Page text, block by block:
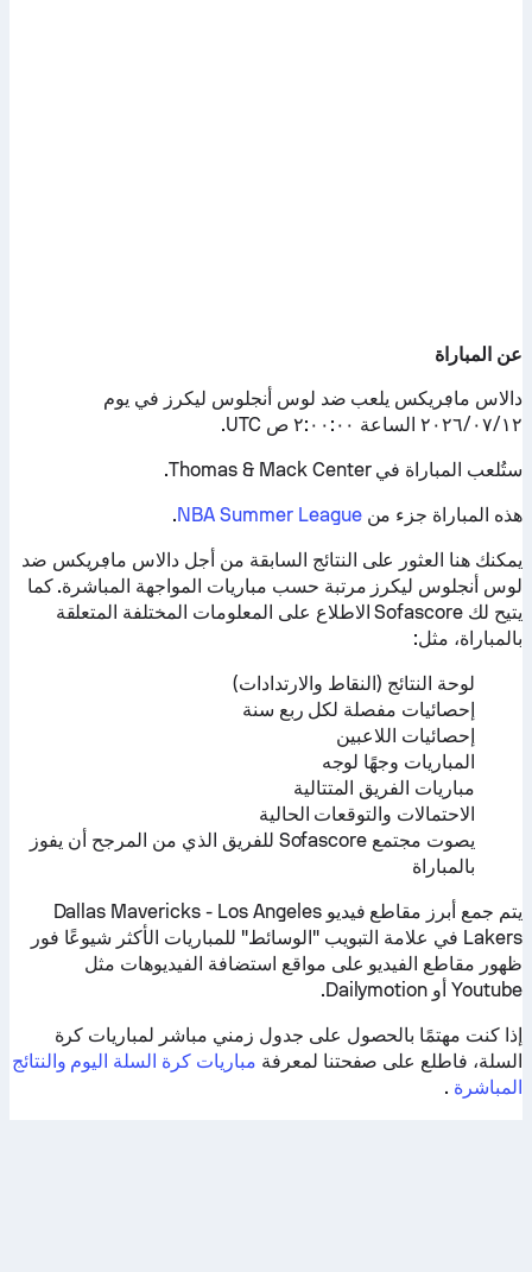
عن المباراة
دالاس ماڢريكس يلعب ضد لوس أنجلوس ليكرز في يوم
١٢‏/٠٧‏/٢٠٢٦ الساعة ٢:٠٠:٠٠ ص UTC.
ستُلعب المباراة في Thomas & Mack Center.
هذه المباراة جزء منNBA Summer League
.
يمكنك هنا العثور على النتائج السابقة من أجل دالاس ماڢريكس ضد
لوس أنجلوس ليكرز مرتبة حسب مباريات المواجهة المباشرة. كما
يتيح لك Sofascore الاطلاع على المعلومات المختلفة المتعلقة
بالمباراة، مثل:
لوحة النتائج (النقاط والارتدادات)
إحصائيات مفصلة لكل ربع سنة
إحصائيات اللاعبين
المباريات وجهًا لوجه
مباريات الفريق المتتالية
الاحتمالات والتوقعات الحالية
يصوت مجتمع Sofascore للفريق الذي من المرجح أن يفوز
بالمباراة
يتم جمع أبرز مقاطع فيديو Dallas Mavericks - Los Angeles
Lakers في علامة التبويب "الوسائط" للمباريات الأكثر شيوعًا فور
ظهور مقاطع الفيديو على مواقع استضافة الفيديوهات مثل
Youtube أو Dailymotion.
إذا كنت مهتمًا بالحصول على جدول زمني مباشر لمباريات كرة
السلة، فاطلع على صفحتنا لمعرفة مباريات كرة السلة اليوم والنتائج
المباشرة .